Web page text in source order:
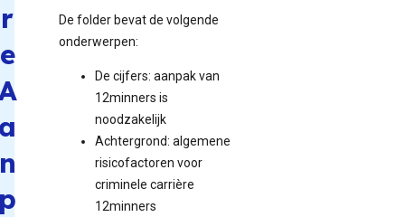
r
e
De folder bevat de volgende
onderwerpen:
De cijfers: aanpak van
12minners is
noodzakelijk
Achtergrond: algemene
risicofactoren voor
criminele carrière
12minners